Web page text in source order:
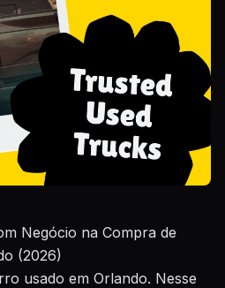
Negócio na Compra de
(2026)
usado em Orlando. Nesse